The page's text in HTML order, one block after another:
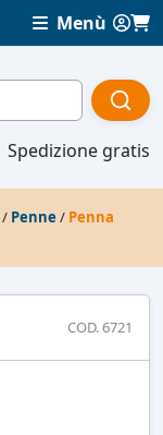
Menù
Spedizione gratis
/ Penne / Penna
COD. 6721